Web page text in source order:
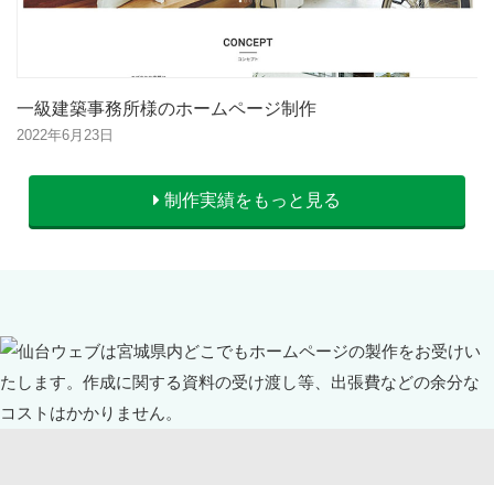
一級建築事務所様のホームページ制作
2022年6月23日
制作実績をもっと見る